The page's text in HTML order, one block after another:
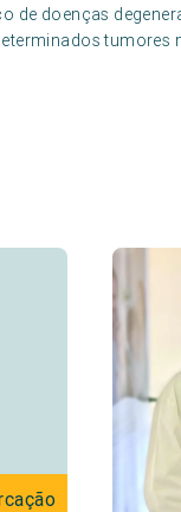
de doenças
tumores